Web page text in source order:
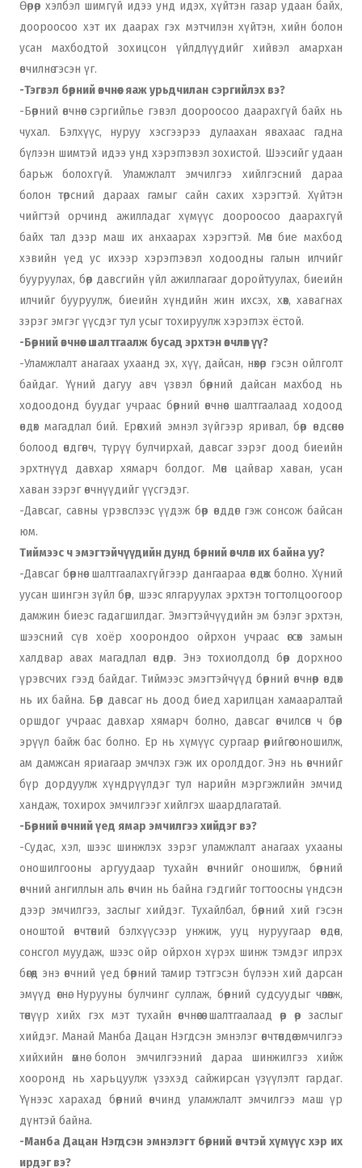
Өөрөөр хэлбэл шимгүй идээ унд идэх, хүйтэн газар удаан байх,
доороосоо хэт их даарах гэх мэтчилэн хүйтэн, хийн болон
усан махбодтой зохицсон үйлдлүүдийг хийвэл амархан
өвчилнө гэсэн үг.
-Тэгвэл бөөрний өвчнөөс яаж урьдчилан сэргийлэх вэ?
-Бөөрний өвчнөөс сэргийлье гэвэл доороосоо даарахгүй байх нь
чухал. Бэлхүүс, нуруу хэсгээрээ дулаахан явахаас гадна
бүлээн шимтэй идээ унд хэрэглэвэл зохистой. Шээсийг удаан
барьж болохгүй. Уламжлалт эмчилгээ хийлгэсний дараа
болон төрсний дараах гамыг сайн сахих хэрэгтэй. Хүйтэн
чийгтэй орчинд ажилладаг хүмүүс доороосоо даарахгүй
байх тал дээр маш их анхаарах хэрэгтэй. Мөн бие махбод
хэвийн үед ус ихээр хэрэглэвэл ходоодны галын илчийг
бууруулах, бөөр давсгийн үйл ажиллагааг доройтуулах, биеийн
илчийг бууруулж, биеийн хүндийн жин ихсэх, хөөх, хавагнах
зэрэг эмгэг үүсдэг тул усыг тохируулж хэрэглэх ёстой.
-Бөөрний өвчнөөс шалтгаалж бусад эрхтэн өвчлөх үү?
-Уламжлалт анагаах ухаанд эх, хүү, дайсан, нөхөр гэсэн ойлголт
байдаг. Үүний дагуу авч үзвэл бөөрний дайсан махбод нь
ходоодонд буудаг учраас бөөрний өвчнөөс шалтгаалаад ходоод
өвдөх магадлал бий. Ерөнхий эмнэл зүйгээр яривал, бөөр өвдсөнөөс
болоод өндгөвч, түрүү булчирхай, давсаг зэрэг доод биеийн
эрхтнүүд давхар хямарч болдог. Мөн цайвар хаван, усан
хаван зэрэг өвчнүүдийг үүсгэдэг.
-Давсаг, савны үрэвслээс үүдэж бөөр өвддөг гэж сонсож байсан
юм.
Тиймээс ч эмэгтэйчүүдийн дунд бөөрний өвчлөл их байна уу?
-Давсаг бөөрнөөс шалтгаалахгүйгээр дангаараа өвдөж болно. Хүний
уусан шингэн зүйл бөөр, шээс ялгаруулах эрхтэн тогтолцоогоор
дамжин биеэс гадагшилдаг. Эмэгтэйчүүдийн эм бэлэг эрхтэн,
шээсний сүв хоёр хоорондоо ойрхон учраас өгсөх замын
халдвар авах магадлал өндөр. Энэ тохиолдолд бөөр дорхноо
үрэвсчих гээд байдаг. Тиймээс эмэгтэйчүүд бөөрний өвчнөөр өвдөх
нь их байна. Бөөр давсаг нь доод биед харилцан хамааралтай
оршдог учраас давхар хямарч болно, давсаг өвчилсөн ч бөөр
эрүүл байж бас болно. Ер нь хүмүүс сургаар өөрийгөө оношилж,
ам дамжсан яриагаар эмчлэх гэж их оролддог. Энэ нь өвчнийг
бүр дордуулж хүндрүүлдэг тул нарийн мэргэжлийн эмчид
хандаж, тохирох эмчилгээг хийлгэх шаардлагатай.
-Бөөрний өвчний үед ямар эмчилгээ хийдэг вэ?
-Судас, хэл, шээс шинжлэх зэрэг уламжлалт анагаах ухааны
оношилгооны аргуудаар тухайн өвчнийг оношилж, бөөрний
өвчний ангиллын аль өвчин нь байна гэдгийг тогтоосны үндсэн
дээр эмчилгээ, заслыг хийдэг. Тухайлбал, бөөрний хий гэсэн
оноштой өвчтөний бэлхүүсээр унжиж, ууц нуруугаар өвдөн,
сонсгол муудаж, шээс ойр ойрхон хүрэх шинж тэмдэг илрэх
бөгөөд энэ өвчний үед бөөрний тамир тэтгэсэн бүлээн хий дарсан
эмүүд өгнө. Нурууны булчинг суллаж, бөөрний судсуудыг чөлөөлж,
төөнүүр хийх гэх мэт тухайн өвчнөөсөө шалтгаалаад өөр өөр заслыг
хийдэг. Манай Манба Дацан Нэгдсэн эмнэлэг өвчтөндөө эмчилгээ
хийхийн өмнө болон эмчилгээний дараа шинжилгээ хийж
хооронд нь харьцуулж үзэхэд сайжирсан үзүүлэлт гардаг.
Үүнээс харахад бөөрний өвчинд уламжлалт эмчилгээ маш үр
дүнтэй байна.
-Манба Дацан Нэгдсэн эмнэлэгт бөөрний өвчтэй хүмүүс хэр их
ирдэг вэ?